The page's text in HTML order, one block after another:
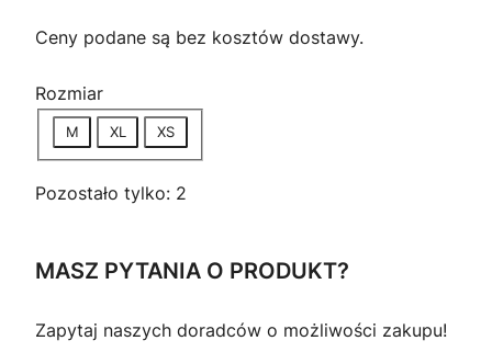
Ceny podane są bez kosztów dostawy.
Rozmiar
M XL XS
Pozostało tylko: 2
MASZ PYTANIA O PRODUKT?
Zapytaj naszych doradców o możliwości zakupu!